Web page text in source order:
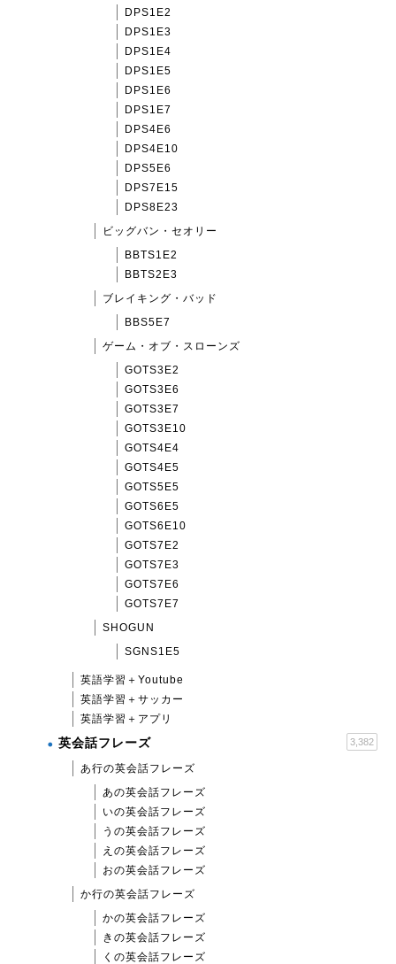
DPS1E2
DPS1E3
DPS1E4
DPS1E5
DPS1E6
DPS1E7
DPS4E6
DPS4E10
DPS5E6
DPS7E15
DPS8E23
ビッグバン・セオリー
BBTS1E2
BBTS2E3
ブレイキング・バッド
BBS5E7
ゲーム・オブ・スローンズ
GOTS3E2
GOTS3E6
GOTS3E7
GOTS3E10
GOTS4E4
GOTS4E5
GOTS5E5
GOTS6E5
GOTS6E10
GOTS7E2
GOTS7E3
GOTS7E6
GOTS7E7
SHOGUN
SGNS1E5
英語学習＋Youtube
英語学習＋サッカー
英語学習＋アプリ
英会話フレーズ 3,382
あ行の英会話フレーズ
あの英会話フレーズ
いの英会話フレーズ
うの英会話フレーズ
えの英会話フレーズ
おの英会話フレーズ
か行の英会話フレーズ
かの英会話フレーズ
きの英会話フレーズ
くの英会話フレーズ